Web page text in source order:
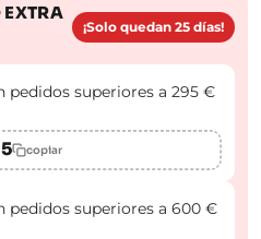
EXTRA
¡Solo quedan 25 días!
pedidos superiores a 295 €
copiar
pedidos superiores a 600 €